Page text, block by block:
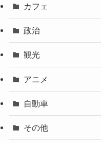
カフェ
政治
観光
アニメ
自動車
その他